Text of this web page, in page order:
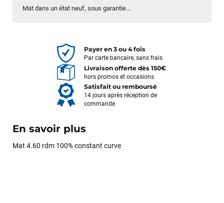
Mat dans un état neuf, sous garantie...
Payer en 3 ou 4 fois
Par carte bancaire, sans frais
Livraison offerte dès 150€
hors promos et occasions
Satisfait ou remboursé
14 jours après réception de
commande
En savoir plus
Mat 4.60 rdm 100% constant curve